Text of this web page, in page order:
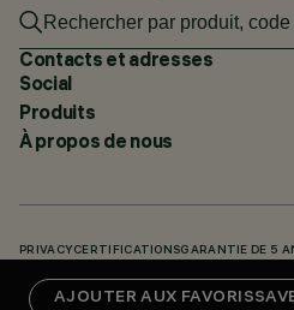
AJOUTER AUX FAVORIS
Contacts et adresses
Social
Produits
À propos de nous
PRIVACY CERTIFICATIONSGARANTIE DE 5
TÉLÉCHARGEMENTS